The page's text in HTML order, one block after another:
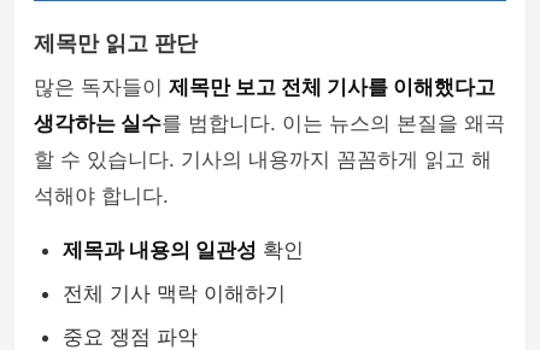
제목만 읽고 판단
많은 독자들이 제목만 보고 전체 기사를 이해했다고
생각하는 실수를 범합니다. 이는 뉴스의 본질을 왜곡
할 수 있습니다. 기사의 내용까지 꼼꼼하게 읽고 해
석해야 합니다.
제목과 내용의 일관성 확인
전체 기사 맥락 이해하기
중요 쟁점 파악